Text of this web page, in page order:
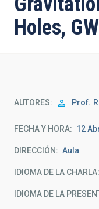
ayuda
a
Holes,
AUTORES Prof.
FECHA Y HORA 12
DIRECCIÓN Aula
IDIOMA DE LA CHARLA
IDIOMA DE LA